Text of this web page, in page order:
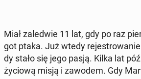
Miał za­le­d­wie 11 lat, gdy po raz
got ptaka. Już wtedy
dy stało się jego pasją. Kilka lat
życiową misją i zawodem. Gdy